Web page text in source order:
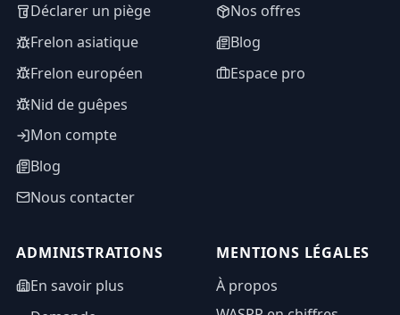
Déclarer un piège
Frelon asiatique
Frelon européen
Nid de guêpes
Mon compte
Blog
Nous contacter
Nos offres
Blog
Espace pro
ADMINISTRATIONS
En savoir plus
MENTIONS LÉGALES
À propos